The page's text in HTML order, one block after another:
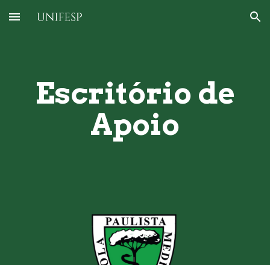
Skip to main content Skip to navigation
Escritório de
Apoio